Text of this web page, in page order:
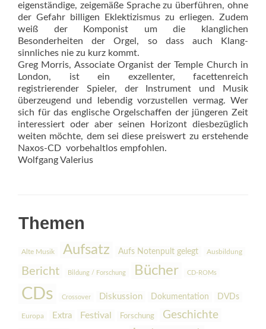
eigenständige, zeigemäße Sprache zu überführen, ohne
der Gefahr billigen Eklektizismus zu erliegen. Zudem
weiß der Komponist um die klanglichen
Besonderheiten der Orgel, so dass auch Klang­
sinnliches nie zu kurz kommt.
Greg Morris, Associate Organist der Temple Church in
London, ist ein exzellenter, facettenreich
registrierender Spieler, der Instrument und Musik
überzeugend und lebendig vorzustellen vermag. Wer
sich für das englische Orgelschaffen der jüngeren Zeit
interessiert oder aber seinen Horizont diesbezüglich
weiten möchte, dem sei diese preiswert zu erstehende
Naxos-CD vorbehaltlos empfohlen.
Wolfgang Valerius
Themen
Alte Musik Aufsatz Aufs Notenpult gelegt Ausbildung
Bericht Bildung / Forschung Bücher CD-ROMs
CDs Crossover Diskussion Dokumentation DVDs
Europa Extra Festival Forschung Geschichte